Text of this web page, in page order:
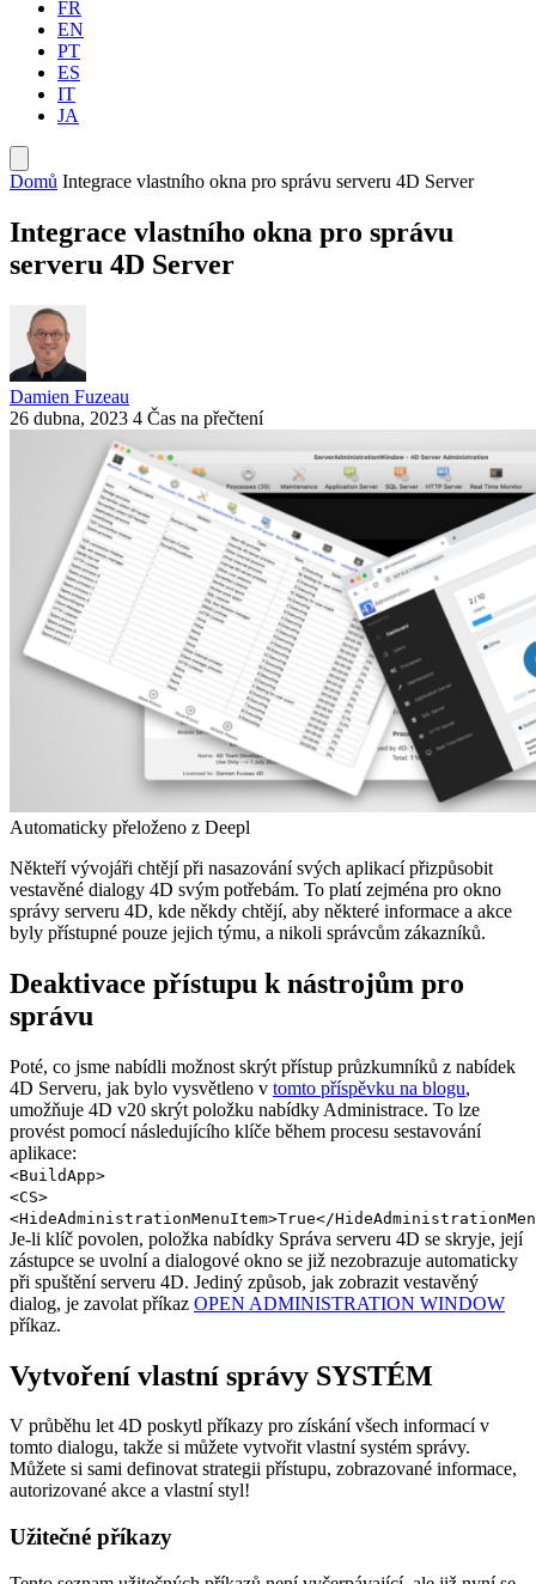
FR
EN
PT
ES
IT
JA
Domů Integrace vlastního okna pro správu serveru 4D Server
Integrace vlastního okna pro správu
serveru 4D Server
Damien Fuzeau
26 dubna, 2023 4 Čas na přečtení
Automaticky přeloženo z Deepl
Někteří vývojáři chtějí při nasazování svých aplikací přizpůsobit
vestavěné dialogy 4D svým potřebám. To platí zejména pro okno
správy serveru 4D, kde někdy chtějí, aby některé informace a akce
byly přístupné pouze jejich týmu, a nikoli správcům zákazníků.
Deaktivace přístupu k nástrojům pro
správu
Poté, co jsme nabídli možnost skrýt přístup průzkumníků z nabídek
4D Serveru, jak bylo vysvětleno v tomto příspěvku na blogu,
umožňuje 4D v20 skrýt položku nabídky Administrace. To lze
provést pomocí následujícího klíče během procesu sestavování
aplikace:
<BuildApp>
<CS>
<HideAdministrationMenuItem>True</
Je-li klíč povolen, položka nabídky Správa serveru 4D se skryje, její
zástupce se uvolní a dialogové okno se již nezobrazuje automaticky
při spuštění serveru 4D. Jediný způsob, jak zobrazit vestavěný
dialog, je zavolat příkaz OPEN ADMINISTRATION WINDOW
příkaz.
Vytvoření vlastní správy SYSTÉM
V průběhu let 4D poskytl příkazy pro získání všech informací v
tomto dialogu, takže si můžete vytvořit vlastní systém správy.
Můžete si sami definovat strategii přístupu, zobrazované informace,
autorizované akce a vlastní styl!
Užitečné příkazy